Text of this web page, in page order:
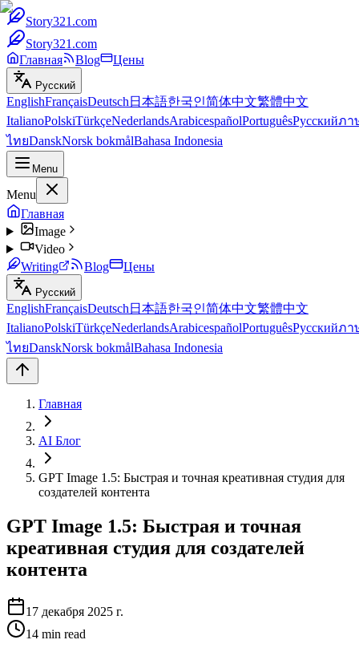
Story321.com
Story321.com
Главная
Blog Цены
Русский
EnglishFrançaisDeutsch 日本語한국인简体中文繁體中文
ItalianoPolskiTürkçeNederlandsArabicespañolPortuguêsРусскийภา
ไทยDanskNorsk bokmålBahasa Indonesia
Menu
Menu
Главная
Image
Video
Writing
Blog Цены
Русский
EnglishFrançaisDeutsch 日本語한국인简体中文繁體中文
ItalianoPolskiTürkçeNederlandsArabicespañolPortuguêsРусскийภา
ไทยDanskNorsk bokmålBahasa Indonesia
Главная
AI Блог
GPT Image 1.5: Быстрая и точная креативная студия для
создателей контента
GPT Image 1.5: Быстрая и точная
креативная студия для создателей
контента
17 декабря 2025 г.
14 min read